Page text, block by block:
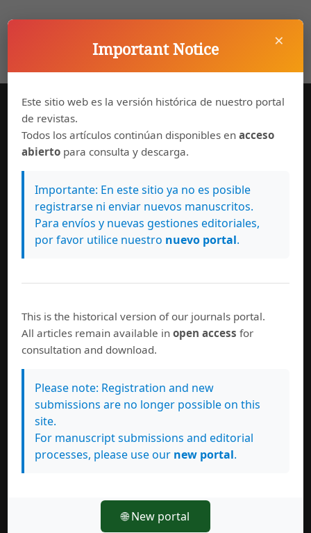
Información General
Consejo editorial
Normas de autor
Suscribase a esta revista
Evaluadores por Volumen RAG
×
Important Notice
Este sitio web es la versión histórica de nuestro portal
de revistas.
Todos los artículos continúan disponibles enacceso
abierto para consulta y descarga.
Importante: En este sitio ya no es posible
registrarse ni enviar nuevos manuscritos.
Para envíos y nuevas gestiones editoriales,
por favor utilice nuestro nuevo portal.
This is the historical version of our journals portal.
All articles remain available inopen access for
consultation and download.
Please note: Registration and new
submissions are no longer possible on this
site.
For manuscript submissions and editorial
processes, please use our new portal.
🌐 New portal